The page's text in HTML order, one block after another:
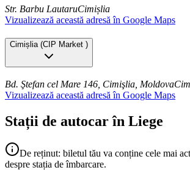
Str. Barbu LautaruCimișlia
Vizualizează această adresă în Google Maps
Cimișlia(CIP Market )
Bd. Ştefan cel Mare 146, Cimişlia, Moldova
Vizualizează această adresă în Google Maps
Stații de autocar în Liege
De reținut: biletul tău va conține cele mai
despre stația de îmbarcare.